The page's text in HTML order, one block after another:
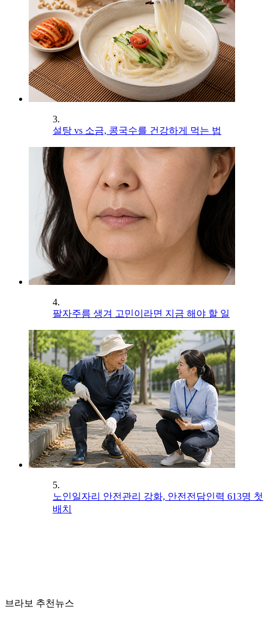
3.
설탕 vs 소금, 콩국수를 건강하게 먹는 법
4.
팔자주름 생겨 고민이라면 지금 해야 할 일
5.
노인일자리 안전관리 강화, 안전전담인력 613명 첫
배치
브라보 추천뉴스